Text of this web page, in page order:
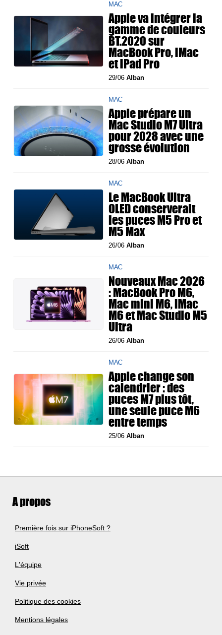
MAC
Apple va intégrer la
gamme de couleurs
BT.2020 sur
MacBook Pro, iMac
et iPad Pro
29/06Alban
MAC
Apple prépare un
Mac Studio M7 Ultra
pour 2028 avec une
grosse évolution
28/06Alban
MAC
Le MacBook Ultra
OLED conserverait
les puces M5 Pro et
M5 Max
26/06Alban
MAC
Nouveaux Mac 2026
: MacBook Pro M6,
Mac mini M6, iMac
M6 et Mac Studio M5
Ultra
26/06Alban
MAC
Apple change son
calendrier : des
puces M7 plus tôt,
une seule puce M6
entre temps
25/06Alban
A propos
Première fois sur iPhoneSoft ?
iSoft
L'équipe
Vie privée
Politique des cookies
Mentions légales